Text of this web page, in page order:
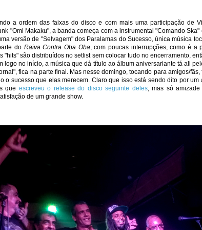
a ordem das faixas do disco e com mais uma participação de
"Omi Makaku", a banda começa com a instrumental "Comando Ska"
versão de "Selvagem" dos Paralamas do Sucesso, única música
do Raiva Contra Oba Oba, com poucas interrupções, como é a
"hits" são distribuídos no setlist sem colocar tudo no encerramento,
logo no início, a música que dá título ao álbum aniversariante tá ali
fica na parte final. Mas nesse domingo, tocando para amigos/fãs,
o sucesso que elas merecem. Claro que isso está sendo dito por um
que escreveu o release do disco seguinte deles, mas só
de um grande show.